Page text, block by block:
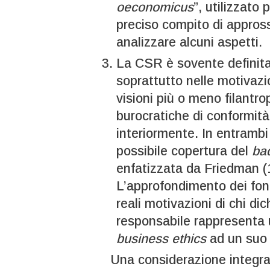
oeconomicus”, utilizzato
preciso compito di
analizzare alcuni aspetti.
La CSR è sovente
soprattutto nelle
visioni più o meno
burocratiche di
interiormente. In
possibile copertura del
enfatizzata da Friedman
L’approfondimento dei
reali motivazioni di chi
responsabile
business ethicsad un suo
Una considerazione